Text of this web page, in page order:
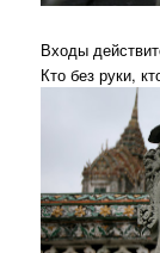
Входы
Кто без руки,